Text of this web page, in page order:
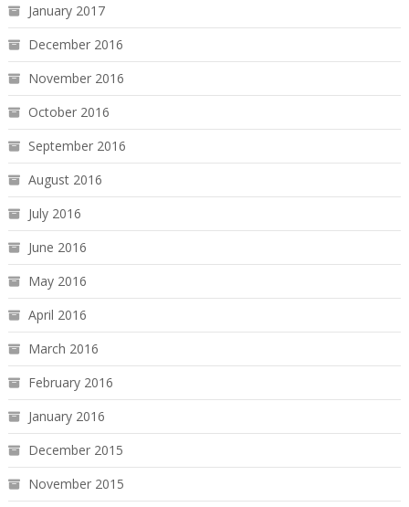
January 2017
December 2016
November 2016
October 2016
September 2016
August 2016
July 2016
June 2016
May 2016
April 2016
March 2016
February 2016
January 2016
December 2015
November 2015